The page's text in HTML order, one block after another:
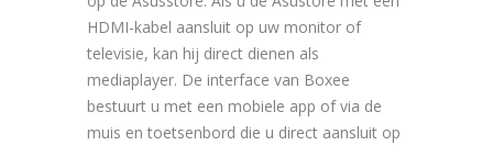
HDMI-kabel aansluit op uw monitor of
televisie, kan hij direct dienen als
mediaplayer. De interface van Boxee
bestuurt u met een mobiele app of via de
muis en toetsenbord die u direct aansluit op